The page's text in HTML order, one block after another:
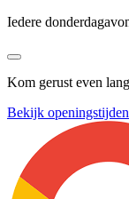
Iedere
Kom gerust even
Bekijk openingstijden